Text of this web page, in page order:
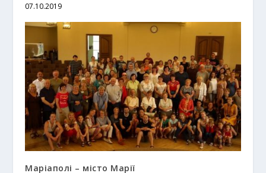
07.10.2019
Маріаполі – місто Марії